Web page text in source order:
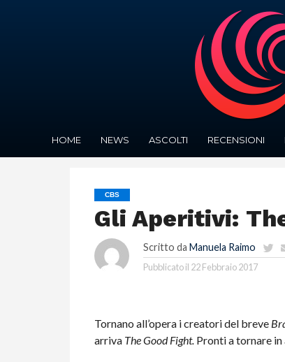
HOME NEWS ASCOLTI RECENSIONI
CBS
Gli Aperitivi:
Scritto da Manuela Raimo
Pubblicato il 22 Febbraio 2017
Tornano all’opera i creatori del breve
arriva The Good Fight.Pronti a tornare in